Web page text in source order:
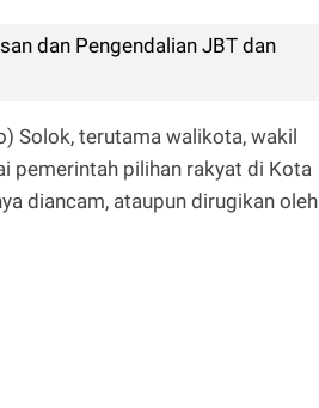
dan Pengendalian JBT dan
Solok, terutama walikota, wakil
pemerintah pilihan rakyat di Kota
diancam, ataupun dirugikan oleh